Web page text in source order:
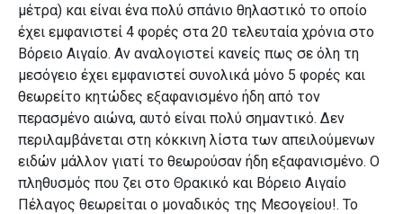
μέτρα) και είναι ένα πολύ σπάνιο θηλαστικό το οποίο
έχει εμφανιστεί 4 φορές στα 20 τελευταία χρόνια στο
Βόρειο Αιγαίο. Αν αναλογιστεί κανείς πως σε όλη τη
μεσόγειο έχει εμφανιστεί συνολικά μόνο 5 φορές και
θεωρείτο κητώδες εξαφανισμένο ήδη από τον
περασμένο αιώνα, αυτό είναι πολύ σημαντικό. Δεν
περιλαμβάνεται στη κόκκινη λίστα των απειλούμενων
ειδών μάλλον γιατί το θεωρούσαν ήδη εξαφανισμένο. Ο
πληθυσμός που ζει στο Θρακικό και Βόρειο Αιγαίο
Πέλαγος θεωρείται ο μοναδικός της Μεσογείου!. To